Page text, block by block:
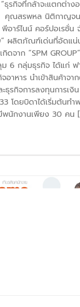
ธุรกิจที่กล้าจะแตกต่าง
รพหล นิติกาญจน
อาร์ไนน์ คอร์ปอเรชั่น
ผลิตภัณฑ์เด่นที่อัดแน่
ดจาก “SPM
6 กลุ่มธุรกิจ ได้แก่ ฟ
าหาร นำเข้าสินค้าจา
ธุรกิจการลงทุนการเงิน
โดยบิดาได้เริ่มต้นทำ
พนักงานเพียง 30 คน